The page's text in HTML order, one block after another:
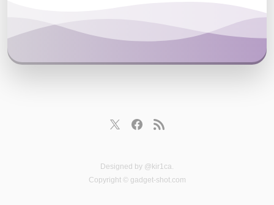
Designed by @kir1ca.
Copyright © gadget-shot.com